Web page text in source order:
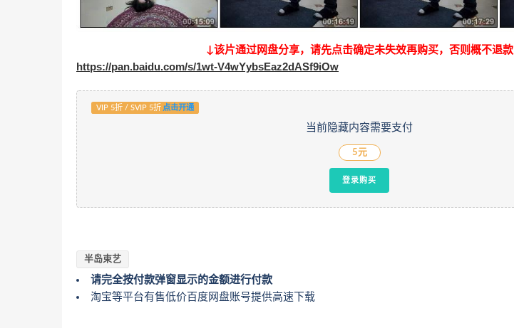
↓该片通过网盘分享，请先点击确定未失效再购买，否则概不退款
https://pan.baidu.com/s/1wt-V4wYybsEaz2dASf9iOw
VIP 5折 / SVIP 5折 点击开通
当前隐藏内容需要支付
5元
登录购买
半岛束艺
请完全按付款弹窗显示的金额进行付款
淘宝等平台有售低价百度网盘账号提供高速下载